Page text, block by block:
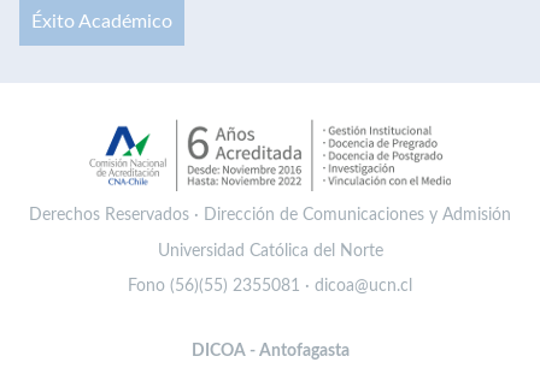
Éxito Académico
Derechos Reservados · Dirección de Comunicaciones y Admisión
Universidad Católica del Norte
Fono (56)(55) 2355081 · dicoa@ucn.cl
DICOA - Antofagasta